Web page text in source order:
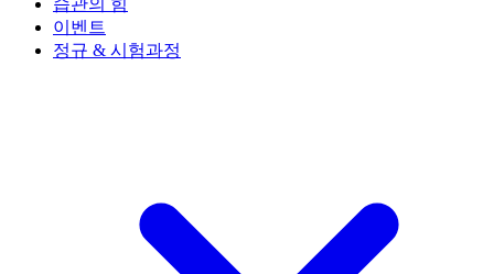
습관의 힘
이벤트
정규 & 시험과정